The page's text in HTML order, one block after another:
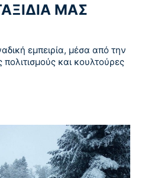
ΜΑΣ
εμπειρία, μέσα από την
και κουλτούρες